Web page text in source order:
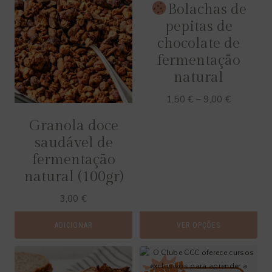
Granola doce
saudável de
fermentação
natural (100gr)
3,00€
ADICIONAR
Bolachas de
pepitas de
chocolate de
fermentação
natural
1,50€ – 9,00€P
e
:
VER OPÇÕES